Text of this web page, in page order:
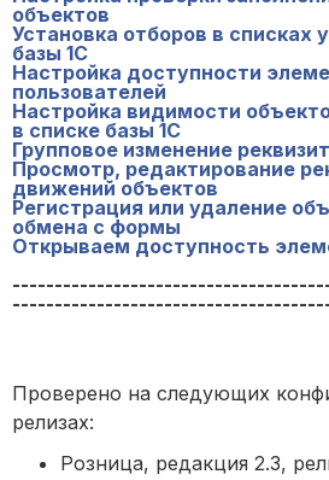
объектов
Установка отборов в списках
базы 1С
Настройка доступности
пользователей
Настройка видимости
в списке базы 1С
Групповое изменение
Просмотр, редактирование
движений объектов
Регистрация или удаление
обмена с формы
Открываем доступность
Проверено на следующих
релизах:
Розница, редакция 2.3,